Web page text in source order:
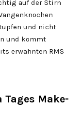
auf der Stirn
und nicht
und kommt
erwähnten RMS
Tages Make-